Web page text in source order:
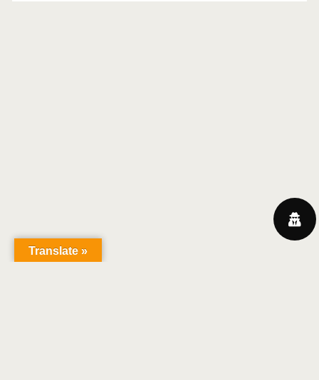
Translate »